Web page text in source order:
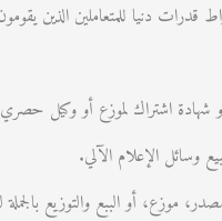
دنيا للمتعاملين الذين
شهادة اشتراك لموزع أو وكيل
وسائل الإعلام الآلي.
موزع، أو الببع والتوزيع بالجملة